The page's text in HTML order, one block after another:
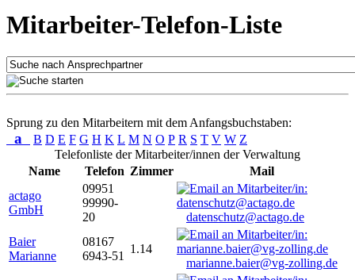
Mitarbeiter-Telefon-Liste
Sprung zu den Mitarbeitern mit dem Anfangsbuchstaben:
a B D E F G H K L M N O P R S T V W Z
Telefonliste der Mitarbeiter/innen der Verwaltung
Name
Telefon Zimmer
Mail
actago
GmbH
09951
99990-
20
datenschutz@actago.de
Baier
Marianne
08167
6943-51
1.14
marianne.baier@vg-zolling.de